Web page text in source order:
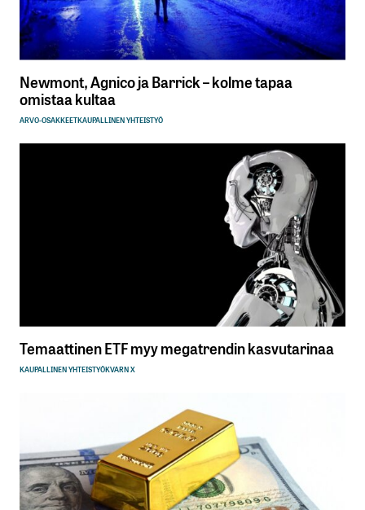
Newmont, Agnico ja Barrick – kolme tapaa
omistaa kultaa
ARVO-OSAKKEETKAUPALLINEN YHTEISTYÖ
Temaattinen ETF myy megatrendin kasvutarinaa
KAUPALLINEN YHTEISTYÖKVARN X